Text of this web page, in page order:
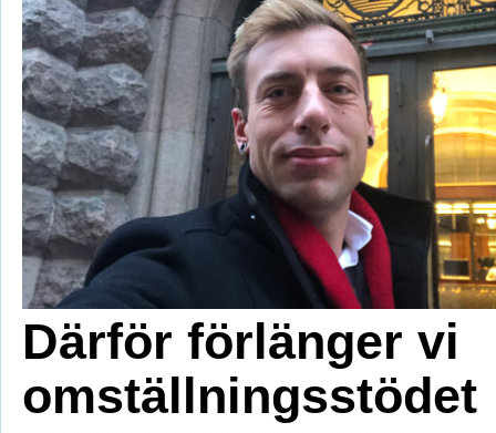
Därför förlänger vi
omställningsstödet